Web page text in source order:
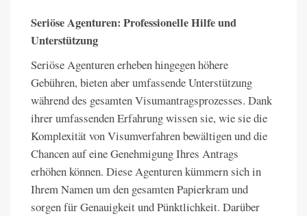
Seriöse Agenturen: Professionelle Hilfe und
Unterstützung
Seriöse Agenturen erheben hingegen höhere
Gebühren, bieten aber umfassende Unterstützung
während des gesamten Visumantragsprozesses. Dank
ihrer umfassenden Erfahrung wissen sie, wie sie die
Komplexität von Visumverfahren bewältigen und die
Chancen auf eine Genehmigung Ihres Antrags
erhöhen können. Diese Agenturen kümmern sich in
Ihrem Namen um den gesamten Papierkram und
sorgen für Genauigkeit und Pünktlichkeit. Darüber